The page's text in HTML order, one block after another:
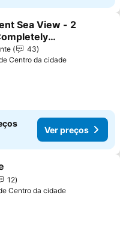
aos favoritos
Sea View - 2
- Swimming
Parking
43
Centro da cidade
Ver preços
aos favoritos
12
Centro da cidade